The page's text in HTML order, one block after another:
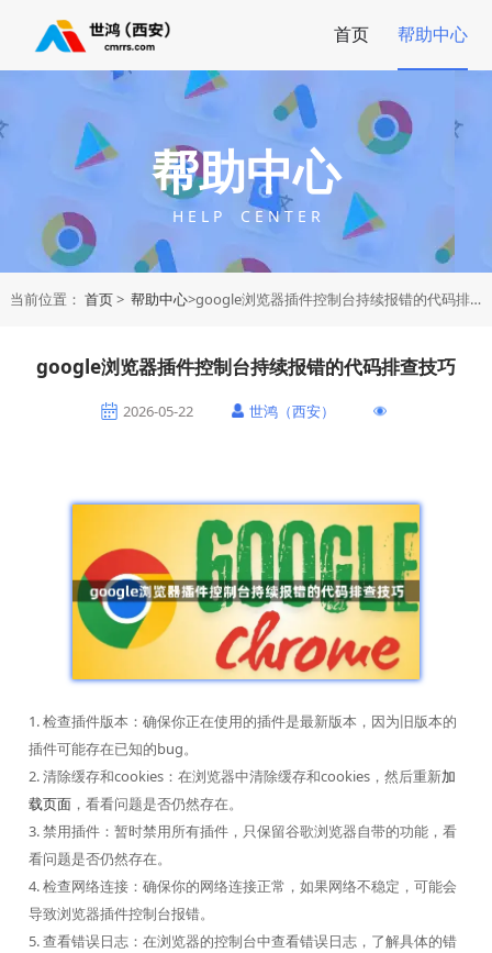
首页 帮助中心
帮助中心
H E L P C E N T E R
当前位置： 首页> 帮助中心>google浏览器插件控制台持续报错的代码排查技巧
google浏览器插件控制台持续报错的代码排查技巧
2026-05-22 世鸿（西安）
1. 检查插件版本：确保你正在使用的插件是最新版本，因为旧版本的
插件可能存在已知的bug。
2. 清除缓存和cookies：在浏览器中清除缓存和cookies，然后重新加
载页面，看看问题是否仍然存在。
3. 禁用插件：暂时禁用所有插件，只保留谷歌浏览器自带的功能，看
看问题是否仍然存在。
4. 检查网络连接：确保你的网络连接正常，如果网络不稳定，可能会
导致浏览器插件控制台报错。
5. 查看错误日志：在浏览器的控制台中查看错误日志，了解具体的错